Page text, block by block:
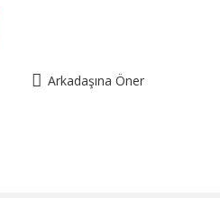
Arkadaşına Öner